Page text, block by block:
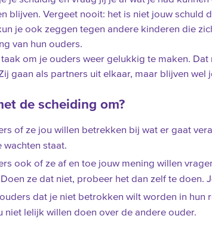
blijven. Vergeet nooit: het is niet jouw schuld
je ook zeggen tegen andere kinderen die
van hun ouders.
om je ouders weer gelukkig te maken. Dat
gaan als partners uit elkaar, maar blijven wel
de scheiding om?
of ze jou willen betrekken bij wat er gaat
wachten staat.
ook of ze af en toe jouw mening willen
Doen ze dat niet, probeer het dan zelf te doen.
dat je niet betrokken wilt worden in hun
niet lelijk willen doen over de andere ouder.